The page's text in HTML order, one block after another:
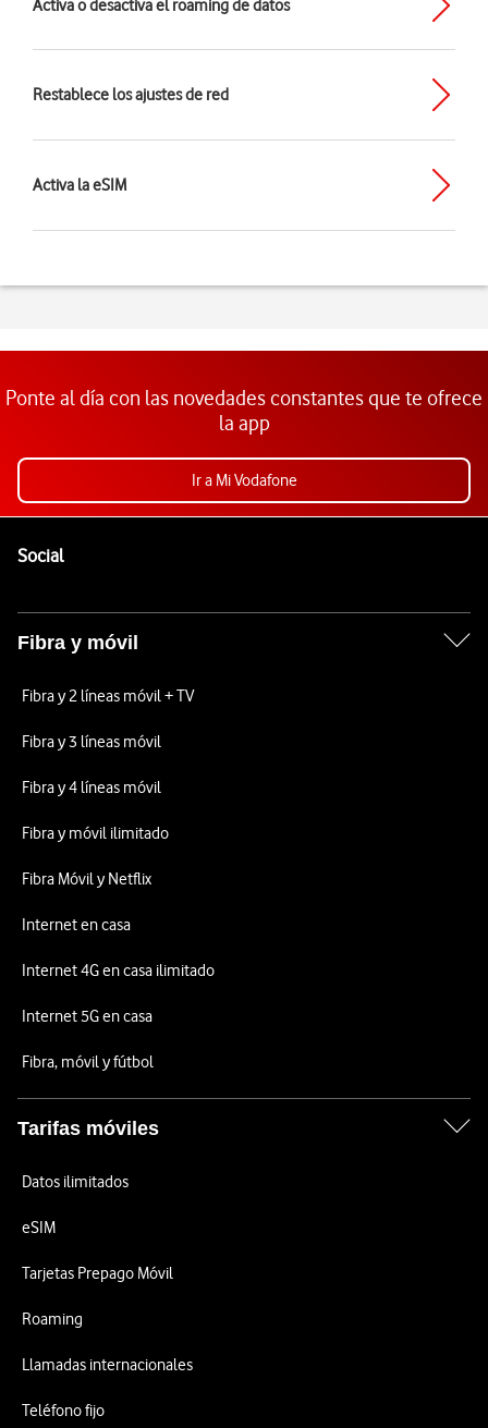
Activa o desactiva el roaming de datos
Restablece los ajustes de red
Activa la eSIM
Ponte al día con las novedades constantes que te ofrece
la app
Ir a Mi Vodafone
SocialEnlaces a las redes sociales de Vodafone
Fibra y móvil
Fibra y 2 líneas móvil + TV
Fibra y 3 líneas móvil
Fibra y 4 líneas móvil
Fibra y móvil ilimitado
Fibra Móvil y Netflix
Internet en casa
Internet 4G en casa ilimitado
Internet 5G en casa
Fibra, móvil y fútbol
Tarifas móviles
Datos ilimitados
eSIM
Tarjetas Prepago Móvil
Roaming
Llamadas internacionales
Teléfono fijo